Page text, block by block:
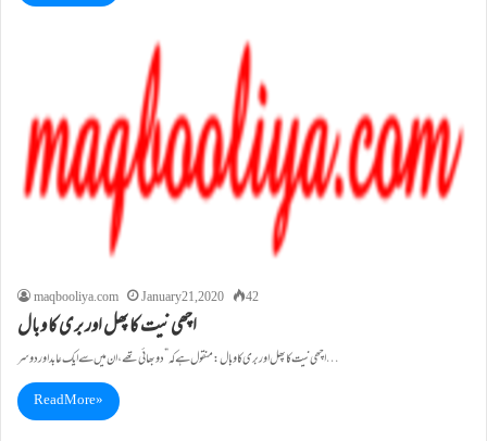
maqbooliya.com January 21, 2020 42
اچھی نیت کا پھل اور بری کا وبال
اچھی نیت کا پھل اور بری کا وبال: منقول ہے کہ ”دو بھائی تھے، ان میں سے ایک عابداور دوسر…
Read More »